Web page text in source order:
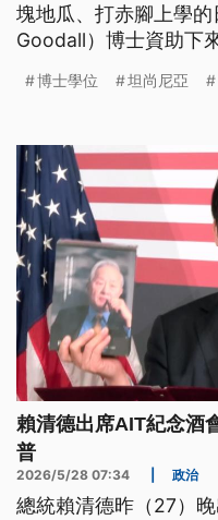
塊地瓜、打赤腳上學
Goodall）博士資助下
幫助更多的孩子翻轉
博士學位 坦尚尼亞
賴清德出席AIT紀念酒
普
2026/5/28 07:34 政治
總統賴清德昨（27）